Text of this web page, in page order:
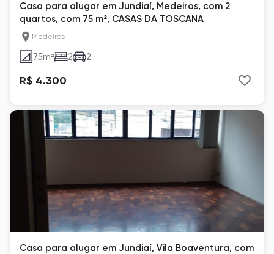
Casa para alugar em Jundiaí, Medeiros, com 2
quartos, com 75 m², CASAS DA TOSCANA
Medeiros
75m² 2 2
R$ 4.300
Casa para alugar em Jundiaí, Vila Boaventura, com